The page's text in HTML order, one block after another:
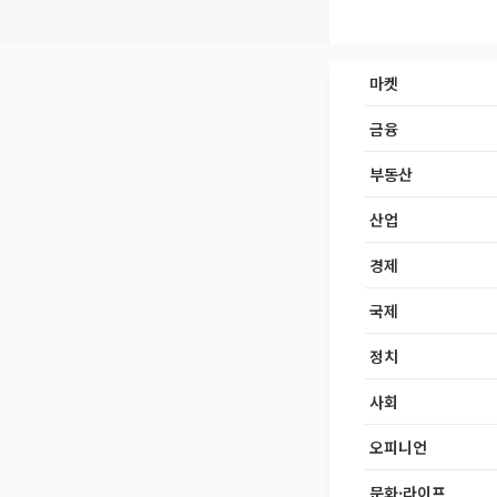
마켓
금융
부동산
산업
경제
국제
정치
사회
오피니언
문화·라이프